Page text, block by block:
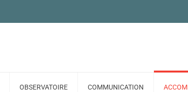
OBSERVATOIRE COMMUNICATION